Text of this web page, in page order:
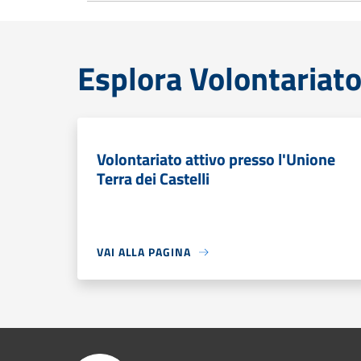
Esplora Volontariato
Volontariato attivo presso l'Unione
Terra dei Castelli
VAI ALLA PAGINA